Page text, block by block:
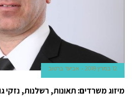
12 במרץ 2018 אביעד ברטוב
מיזוג משרדים: תאונות, רשלנות, נזקי